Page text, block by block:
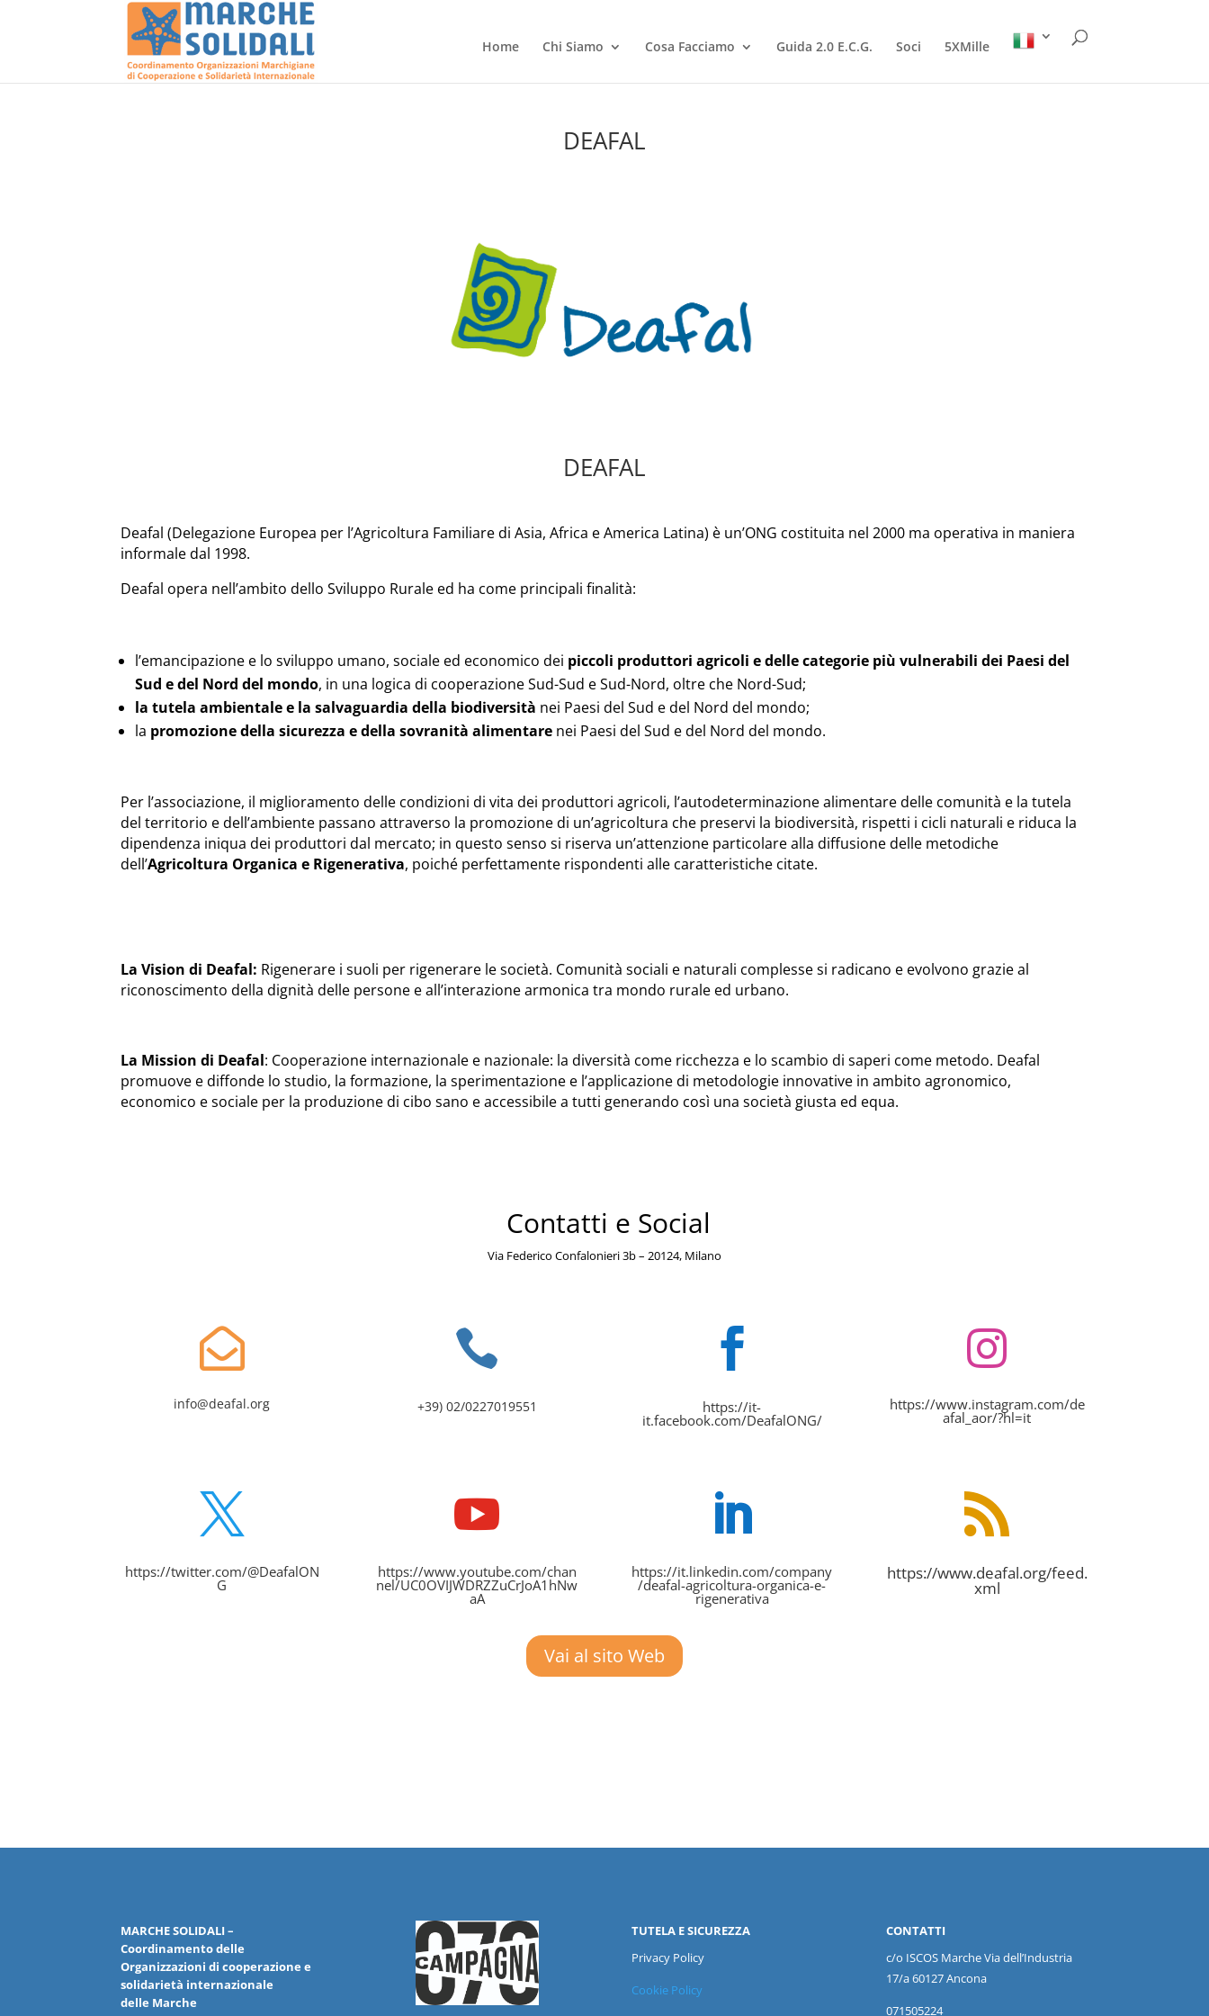
Home Chi Siamo Cosa Facciamo Guida 2.0 E.C.G. Soci 5XMille
DEAFAL
DEAFAL
Deafal (Delegazione Europea per l’Agricoltura Familiare di Asia, Africa e America Latina) è un’ONG costituita nel 2000 ma operativa in maniera
informale dal 1998.
Deafal opera nell’ambito dello Sviluppo Rurale ed ha come principali finalità:
l’emancipazione e lo sviluppo umano, sociale ed economico dei piccoli produttori agricoli e delle categorie più vulnerabili dei Paesi del
Sud e del Nord del mondo, in una logica di cooperazione Sud-Sud e Sud-Nord, oltre che Nord-Sud;
la tutela ambientale e la salvaguardia della biodiversità nei Paesi del Sud e del Nord del mondo;
la promozione della sicurezza e della sovranità alimentare nei Paesi del Sud e del Nord del mondo.
Per l’associazione, il miglioramento delle condizioni di vita dei produttori agricoli, l’autodeterminazione alimentare delle comunità e la tutela
del territorio e dell’ambiente passano attraverso la promozione di un’agricoltura che preservi la biodiversità, rispetti i cicli naturali e riduca la
dipendenza iniqua dei produttori dal mercato; in questo senso si riserva un’attenzione particolare alla diffusione delle metodiche
dell’Agricoltura Organica e Rigenerativa, poiché perfettamente rispondenti alle caratteristiche citate.
La Vision di Deafal: Rigenerare i suoli per rigenerare le società. Comunità sociali e naturali complesse si radicano e evolvono grazie al
riconoscimento della dignità delle persone e all’interazione armonica tra mondo rurale ed urbano.
La Mission di Deafal: Cooperazione internazionale e nazionale: la diversità come ricchezza e lo scambio di saperi come metodo. Deafal
promuove e diffonde lo studio, la formazione, la sperimentazione e l’applicazione di metodologie innovative in ambito agronomico,
economico e sociale per la produzione di cibo sano e accessibile a tutti generando così una società giusta ed equa.
Contatti e Social
Via Federico Confalonieri 3b – 20124, Milano

info@deafal.org

+39) 02/0227019551

https://it-
it.facebook.com/DeafalONG/

https://www.instagram.com/de
afal_aor/?hl=it

https://twitter.com/@DeafalON
G

https://www.youtube.com/chan
nel/UC0OVIJWDRZZuCrJoA1hNw
aA

https://it.linkedin.com/company
/deafal-agricoltura-organica-e-
rigenerativa

https://www.deafal.org/feed.
xml
Vai al sito Web
MARCHESOLIDALI–
Coordinamento delle
Organizzazioni di cooperazione e
solidarietà internazionale
delle Marche
TUTELA E SICUREZZA
Privacy Policy
Cookie Policy
CONTATTI
c/o ISCOS MarcheVia dell’Industria
17/a 60127 Ancona
071505224